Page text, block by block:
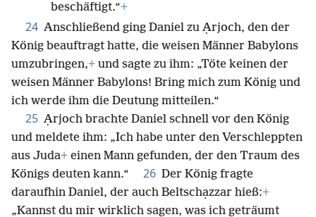
beschäftigt.“+
24 Anschließend ging Daniel zu Ạrjoch, den der
König beauftragt hatte, die weisen Männer Babylons
umzubringen,+ und sagte zu ihm: „Töte keinen der
weisen Männer Babylons! Bring mich zum König und
ich werde ihm die Deutung mitteilen.“
25 Ạrjoch brachte Daniel schnell vor den König
und meldete ihm: „Ich habe unter den Verschleppten
aus Juda+ einen Mann gefunden, der den Traum des
Königs deuten kann.“
26 Der König fragte
daraufhin Daniel, der auch Beltschạzzar hieß:+
„Kannst du mir wirklich sagen, was ich geträumt